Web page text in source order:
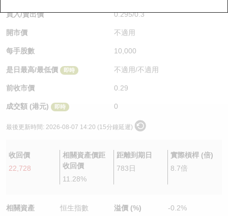
買入/賣出價 0.295/0.3
開市價 不適用
每手股數 10,000
是日最高/最低價 即時 不適用/不適用
前收市價 0.29
成交額 (港元) 即時 0
最後更新時間: 2026-08-07 14:20 (15分鐘延遲)
收回價
22,728
相關資產價距
收回價
11.28%
距離到期日
783日
實際槓桿 (倍)
8.7倍
相關資產 恒生指數 溢價 (%) -0.2%
認股證分析儀
認股證速算機
認股證/牛熊證日誌
認股證文件及公告
新發行瑞銀牛熊證
已收回牛熊證剩餘價值
牛熊證到期結算價查詢
牛熊證分析儀
牛熊證文件及公告
街貨統計
三十大平均引伸波幅
科指成份股
相關資產沽空
中資ETFs溢價比較
AH 股價對照
牛熊證投資者教育
認股證牛熊證常問問題